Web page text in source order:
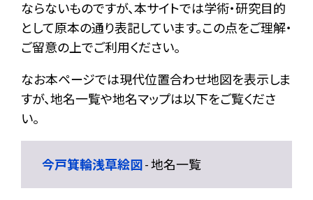
ならないものですが、本サイトでは学術・研究目的
として原本の通り表記しています。この点をご理解・
ご留意の上でご利用ください。
なお本ページでは現代位置合わせ地図を表示しま
すが、地名一覧や地名マップは以下をご覧くださ
い。
今戸箕輪浅草絵図- 地名一覧